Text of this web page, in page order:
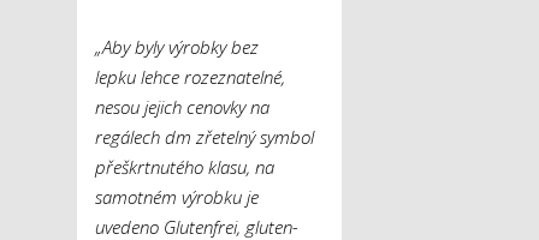
„Aby byly výrobky bez
lepku lehce rozeznatelné,
nesou jejich cenovky na
regálech dm zřetelný symbol
přeškrtnutého klasu, na
samotném výrobku je
uvedeno Glutenfrei, gluten-